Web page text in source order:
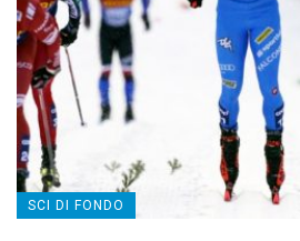
SCI DI FONDO